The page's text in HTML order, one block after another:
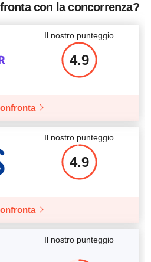
$3.03
dettagli
con la concorrenza?
Il nostro punteggio
4.9
Il nostro punteggio
4.9
Il nostro punteggio